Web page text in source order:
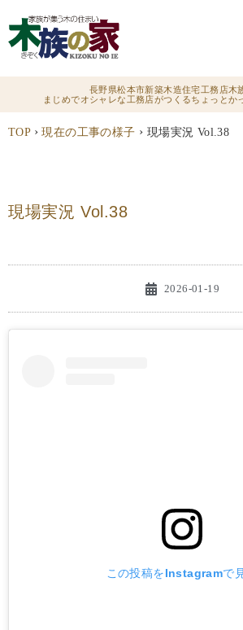
長野県松本市新築木造住宅工務店木
まじめでオシャレな工務店がつくるちょっとか
TOP › 現在の工事の様子 › 現場実況 Vol.38
現場実況 Vol.38
2026-01-19
この投稿をInstagramで